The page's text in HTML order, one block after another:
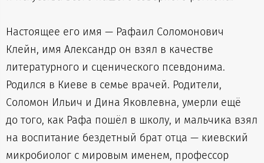
Настоящее его имя — Рафаил Соломонович
Клейн, имя Александр он взял в качестве
литературного и сценического псевдонима.
Родился в Киеве в семье врачей. Родители,
Соломон Ильич и Дина Яковлевна, умерли ещё
до того, как Рафа пошёл в школу, и мальчика взял
на воспитание бездетный брат отца — киевский
микробиолог с мировым именем, профессор